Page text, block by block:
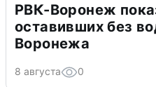
РВК-Воронеж
оставивших без
Воронежа
8 августа 0